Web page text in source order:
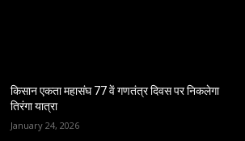
किसान एकता महासंघ 77 वें गणतंत्र दिवस पर निकलेगा
तिरंगा यात्रा
January 24, 2026